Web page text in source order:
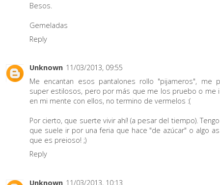
Besos.
Gemeladas
Reply
Unknown 11/03/2013, 09:55
Me encantan esos pantalones rollo "pijameros", me
super estilosos, pero por más que me los pruebo o me
en mi mente con ellos, no termino de vermelos :(
Por cierto, que suerte vivir ahí! (a pesar del tiempo).
que suele ir por una feria que hace "de azúcar" o algo
que es preioso! ;)
Reply
Unknown 11/03/2013, 10:13